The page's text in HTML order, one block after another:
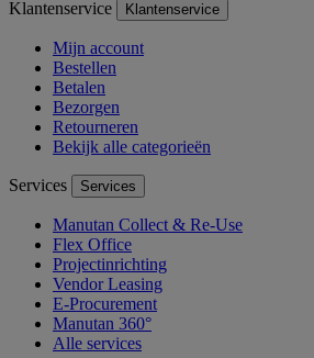
Klantenservice
Klantenservice
Mijn account
Bestellen
Betalen
Bezorgen
Retourneren
Bekijk alle categorieën
Services Services
Manutan Collect & Re-Use
Flex Office
Projectinrichting
Vendor Leasing
E-Procurement
Manutan 360°
Alle services